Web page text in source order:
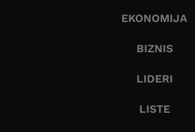
EKONOMIJA
BIZNIS
LIDERI
LISTE